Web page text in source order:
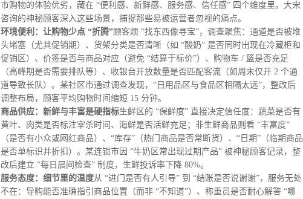
市购物的体验优劣，藏在 “便利感、新鲜感、服务感、信任感” 四个维度里。大宋
咨询的神秘顾客深入这些场景，捕捉那些易被运营者忽视的痛点。
环境便利：让购物少点 “折腾”顾客烦 “找东西像寻宝”，调查聚焦：通道是否被堆
头堵塞（尤其促销期）、货架分类是否清晰（如 “酸奶” 是否同时出现在冷藏柜和
促销区）、价签是否与商品对应（避免 “结算于标价”）、购物车 / 篮是否充足
（高峰期是否需要排队等）、收银台开放数量是否匹配客流（如周末仅开 2 个通
道导致长队）。某社区市通过调查发现，“日用品区与食品区相隔太远”，整改后
调整布局，顾客平均购物时间缩短 15 分钟。
商品供应：新鲜与丰富是硬指标生鲜区的 “保鲜度” 直接决定信任度：蔬菜是否有
黄叶、肉类是否标注宰杀时间、海鲜是否活鲜充足；非生鲜商品则看 “丰富度”
（是否有小众或网红商品）、“库存”（热门商品是否常断货）、“日期”（临期商品
是否单标识并折扣）。某连锁市因 “牛奶区常出现过期产品” 被神秘顾客记录，整
改后建立 “每日晨间检查” 制度，生鲜投诉率下降 80%。
服务态度：细节里的温度从 “进门是否有人引导” 到 “结账是否说谢谢”，服务无处
不在：导购能否准确指引商品位置（而非 “不知道”）、称重员是否耐心解答 “哪